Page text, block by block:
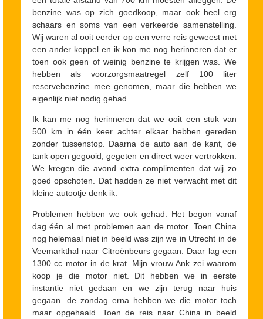
benzine was op zich goedkoop, maar ook heel erg
schaars en soms van een verkeerde samenstelling.
Wij waren al ooit eerder op een verre reis geweest met
een ander koppel en ik kon me nog herinneren dat er
toen ook geen of weinig benzine te krijgen was. We
hebben als voorzorgsmaatregel zelf 100 liter
reservebenzine mee genomen, maar die hebben we
eigenlijk niet nodig gehad.
Ik kan me nog herinneren dat we ooit een stuk van
500 km in één keer achter elkaar hebben gereden
zonder tussenstop. Daarna de auto aan de kant, de
tank open gegooid, gegeten en direct weer vertrokken.
We kregen die avond extra complimenten dat wij zo
goed opschoten. Dat hadden ze niet verwacht met dit
kleine autootje denk ik.
Problemen hebben we ook gehad. Het begon vanaf
dag één al met problemen aan de motor. Toen China
nog helemaal niet in beeld was zijn we in Utrecht in de
Veemarkthal naar Citroënbeurs gegaan. Daar lag een
1300 cc motor in de krat. Mijn vrouw Ank zei waarom
koop je die motor niet. Dit hebben we in eerste
instantie niet gedaan en we zijn terug naar huis
gegaan. de zondag erna hebben we die motor toch
maar opgehaald. Toen de reis naar China in beeld